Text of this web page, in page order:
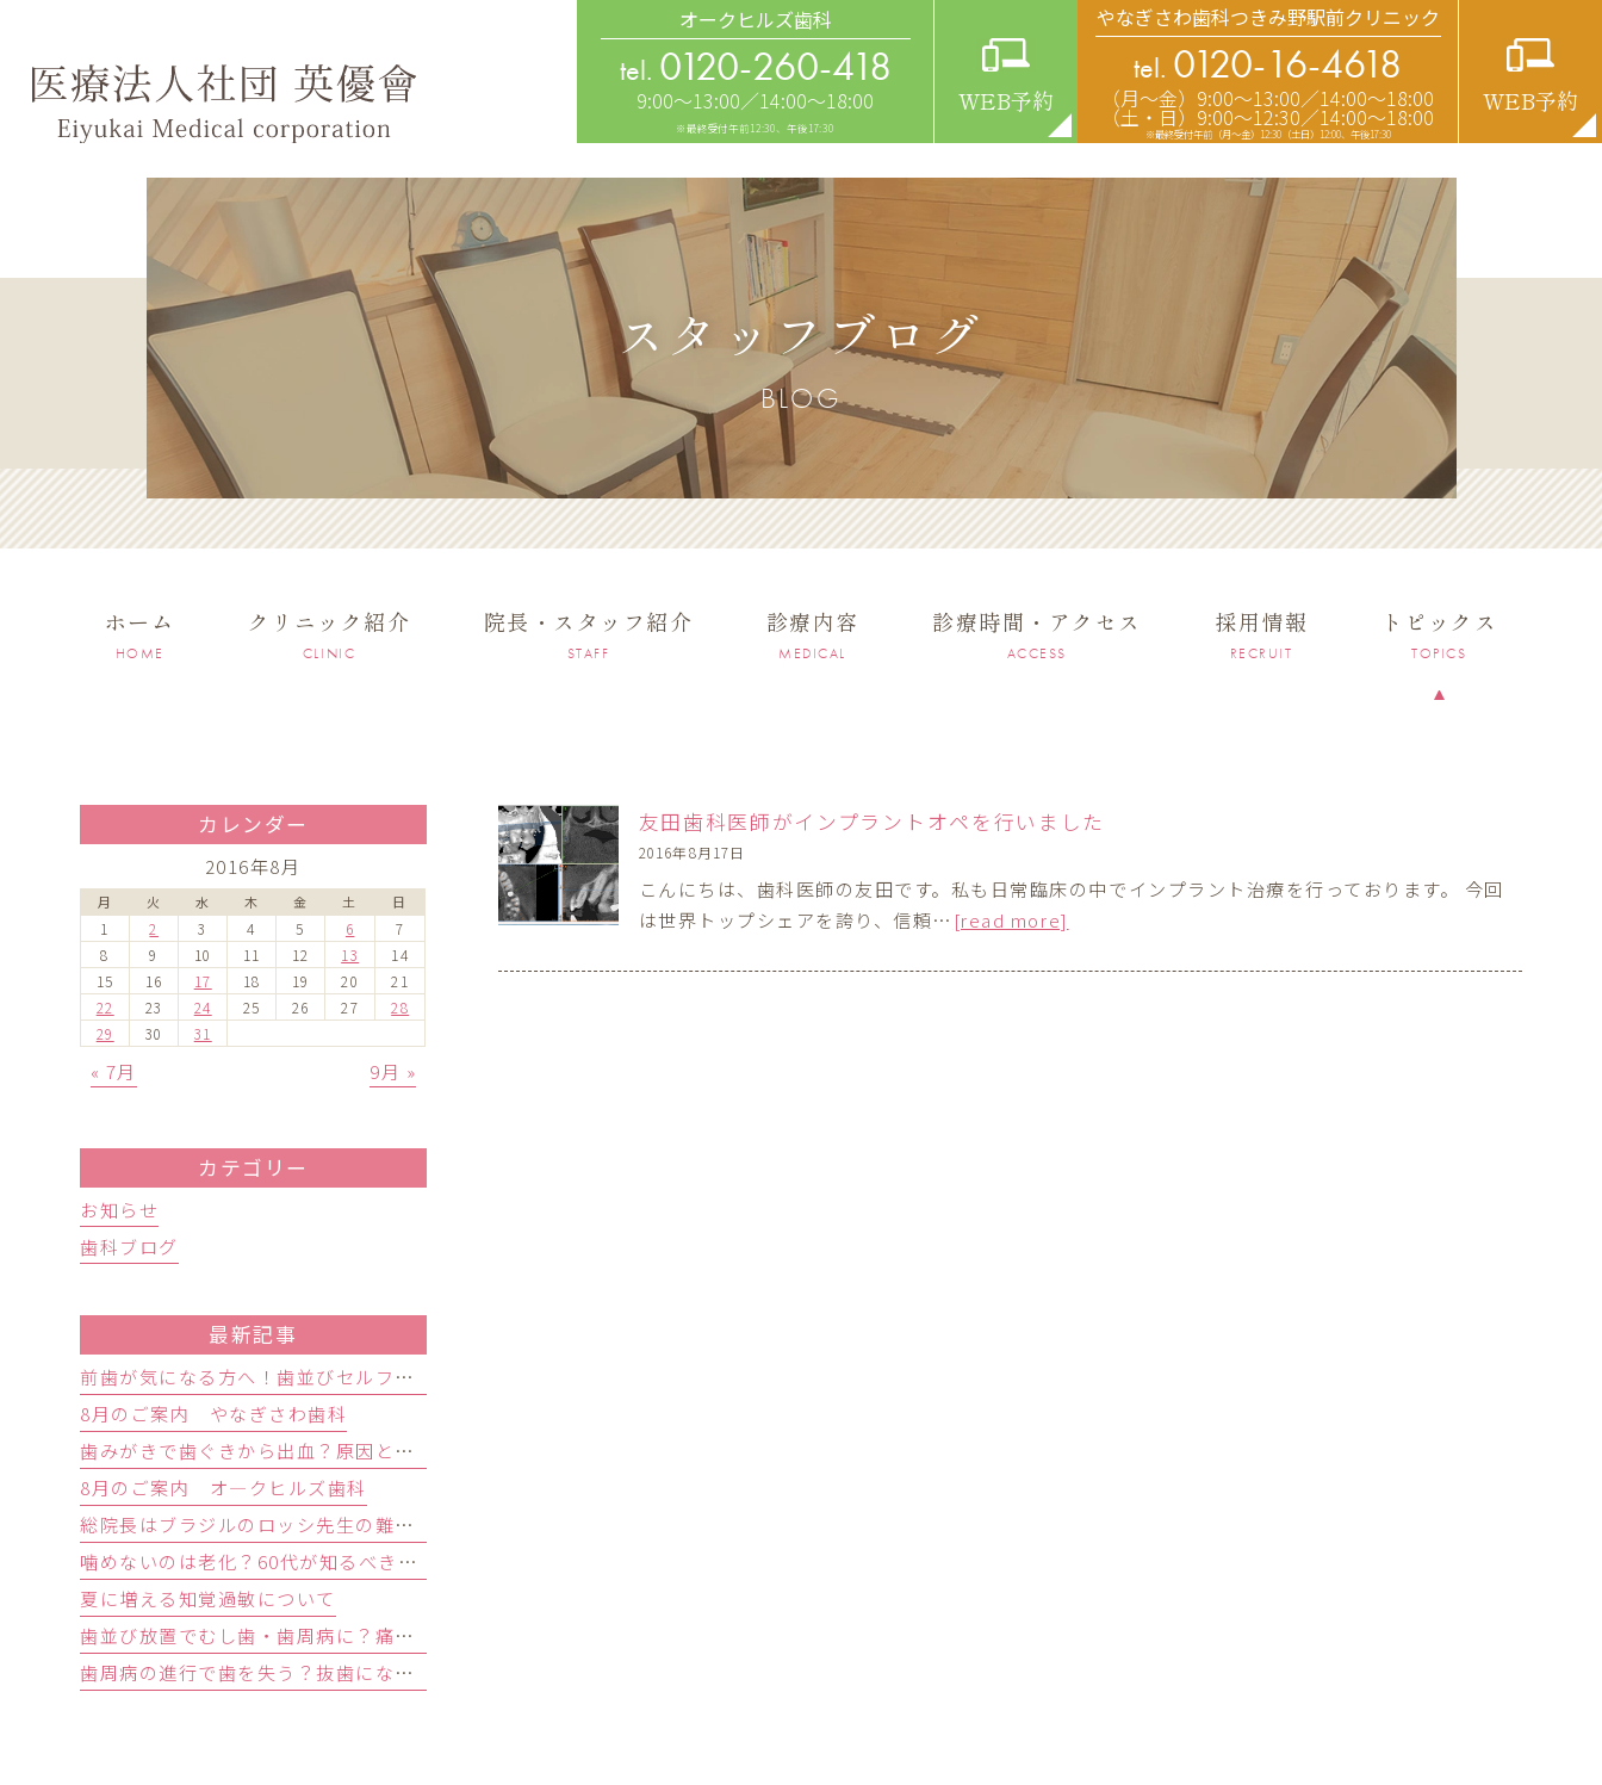
オークヒルズ歯科
tel. 0120-260-418
9:00～13:00／14:00～18:00
※最終受付午前12:30、午後17:30
WEB予約
やなぎさわ歯科つきみ野駅前クリニック
tel. 0120-16-4618
（月〜金）9:00〜13:00／14:00〜18:00
（土・日）9:00〜12:30／14:00〜18:00
※最終受付午前（月～金）12:30（土日）12:00、午後17:30
WEB予約
スタッフブログ
BLOG
ホーム
HOME
クリニック紹介
CLINIC
院長・スタッフ紹介
STAFF
診療内容
MEDICAL
診療時間・アクセス
ACCESS
採用情報
RECRUIT
トピックス
TOPICS
友田歯科医師がインプラントオペを行いました
2016年8月17日
こんにちは、歯科医師の友田です。私も日常臨床の中でインプラント治療を行っております。 今回
は世界トップシェアを誇り、信頼… [read more]
カレンダー
2016年8月
月 火 水 木 金 土 日
1 2 3 4 5 6
7
8
9 10 11 12 13
14
15
16 17 18 19 20
21
22
23 24 25 26 27
28
29
30 31
« 7月 9月 »
カテゴリー
お知らせ
歯科ブログ
最新記事
前歯が気になる方へ！歯並びセルフチェックと治療が必要な目安
8月のご案内 やなぎさわ歯科
歯みがきで歯ぐきから出血？原因と歯周病の初期症状・受診目安を解説
8月のご案内 オ―クヒルズ歯科
総院長はブラジルのロッシ先生の難症例インプラントオペ研修会に参加しました。
噛めないのは老化？60代が知るべき原因と歯を残す精密治療
夏に増える知覚過敏について
歯並び放置でむし歯・歯周病に？痛みがなくても受診すべきサイン
歯周病の進行で歯を失う？抜歯になる基準と回避する3つの予防法